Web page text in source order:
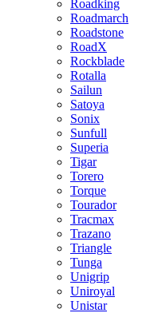
Roadking
Roadmarch
Roadstone
RoadX
Rockblade
Rotalla
Sailun
Satoya
Sonix
Sunfull
Superia
Tigar
Torero
Torque
Tourador
Tracmax
Trazano
Triangle
Tunga
Unigrip
Uniroyal
Unistar